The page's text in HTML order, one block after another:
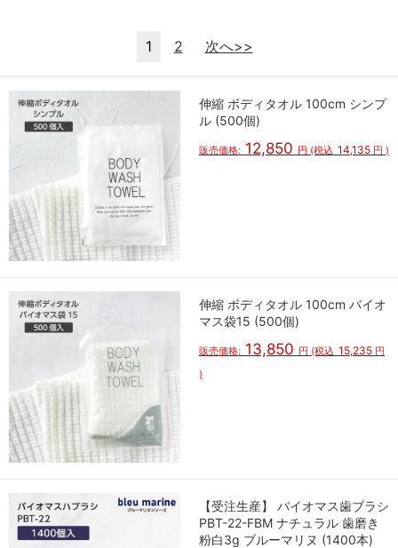
1 2 次へ>>
伸縮 ボディタオル 100cm シンプ
ル (500個)
販売価格: 12,850 円 (税込 14,135 円 )
伸縮 ボディタオル 100cm バイオ
マス袋15 (500個)
販売価格: 13,850 円 (税込 15,235 円
)
【受注生産】 バイオマス歯ブラシ
PBT-22-FBM ナチュラル 歯磨き
粉白3g ブルーマリヌ (1400本)